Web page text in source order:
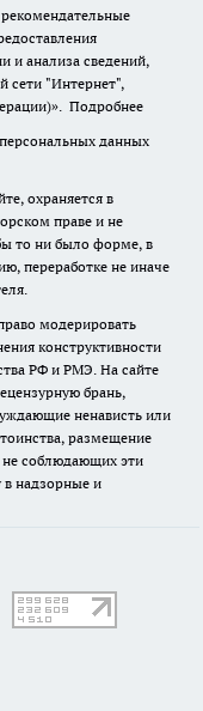
и анализа сведений,
сети "Интернет",
Подробнее
данных
охраняется в
праве и не
то ни было форме, в
переработке не иначе
модерировать
конструктивности
РФ и РМЭ. На сайте
брань,
ненависть или
размещение
не соблюдающих эти
в надзорные и